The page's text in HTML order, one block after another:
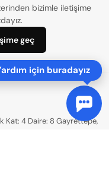
bizimle iletişime
geç
Kat: 4 Daire: 8 Gayrettepe,
için buradayız